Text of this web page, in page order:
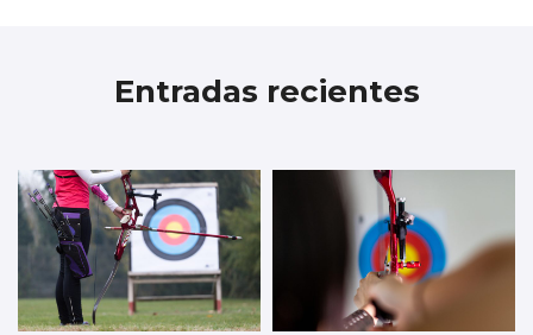
Entradas recientes